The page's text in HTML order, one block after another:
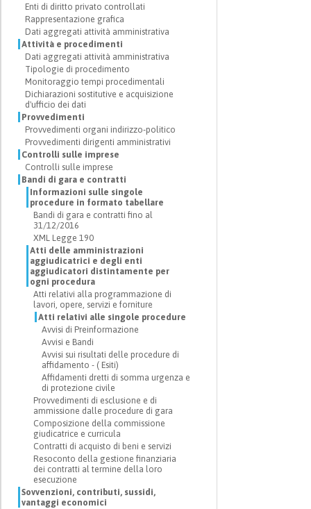
Enti di diritto privato controllati
Rappresentazione grafica
Dati aggregati attività amministrativa
Attività e procedimenti
Dati aggregati attività amministrativa
Tipologie di procedimento
Monitoraggio tempi procedimentali
Dichiarazioni sostitutive e acquisizione
d'ufficio dei dati
Provvedimenti
Provvedimenti organi indirizzo-politico
Provvedimenti dirigenti amministrativi
Controlli sulle imprese
Controlli sulle imprese
Bandi di gara e contratti
Informazioni sulle singole
procedure in formato tabellare
Bandi di gara e contratti fino al
31/12/2016
XML Legge 190
Atti delle amministrazioni
aggiudicatrici e degli enti
aggiudicatori distintamente per
ogni procedura
Atti relativi alla programmazione di
lavori, opere, servizi e forniture
Atti relativi alle singole procedure
Avvisi di Preinformazione
Avvisi e Bandi
Avvisi sui risultati delle procedure di
affidamento - ( Esiti)
Affidamenti dretti di somma urgenza e
di protezione civile
Provvedimenti di esclusione e di
ammissione dalle procedure di gara
Composizione della commissione
giudicatrice e curricula
Contratti di acquisto di beni e servizi
Resoconto della gestione finanziaria
dei contratti al termine della loro
esecuzione
Sovvenzioni, contributi, sussidi,
vantaggi economici